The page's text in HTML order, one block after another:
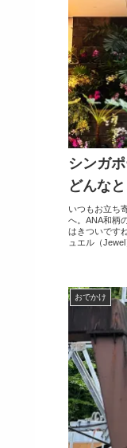
シンガ
どんな
いつもお立ち
へ。ANA和柄
はきついです
ュエル（
おでかけ